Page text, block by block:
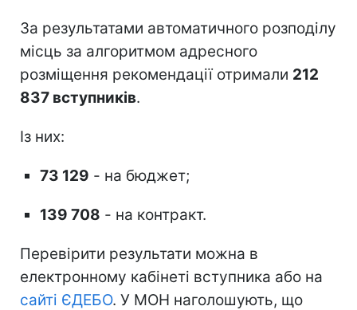
За результатами автоматичного розподілу
місць за алгоритмом адресного
розміщення рекомендації отримали 212
837 вступників.
Із них:
73 129 - на бюджет;
139 708 - на контракт.
Перевірити результати можна в
електронному кабінеті вступника або на
сайті ЄДЕБО. У МОН наголошують, що